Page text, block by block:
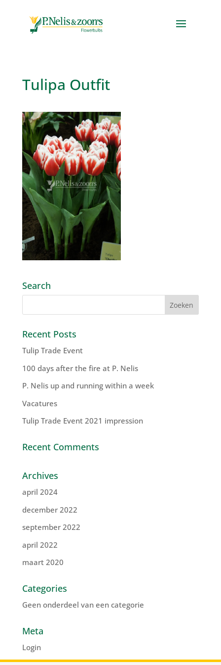
Tulipa Outfit
Search
Recent Posts
Tulip Trade Event
100 days after the fire at P. Nelis
P. Nelis up and running within a week
Vacatures
Tulip Trade Event 2021 impression
Recent Comments
Archives
april 2024
december 2022
september 2022
april 2022
maart 2020
Categories
Geen onderdeel van een categorie
Meta
Login